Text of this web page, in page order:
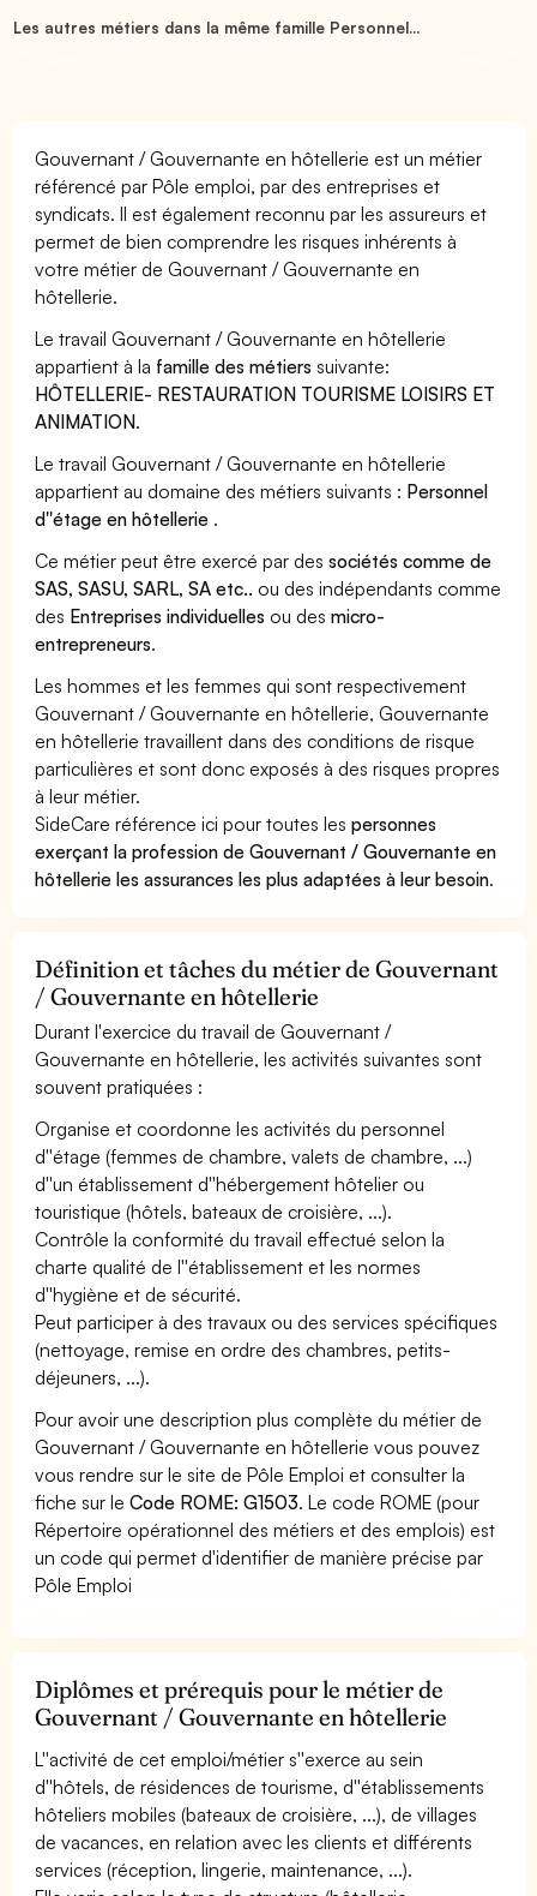
Les autres métiers dans la même famille Personnel...
Gouvernant / Gouvernante en hôtellerie est un métier
référencé par Pôle emploi, par des entreprises et
syndicats. Il est également reconnu par les assureurs et
permet de bien comprendre les risques inhérents à
votre métier de Gouvernant / Gouvernante en
hôtellerie.
Le travail Gouvernant / Gouvernante en hôtellerie
appartient à la famille des métiers suivante:
HÔTELLERIE- RESTAURATION TOURISME LOISIRS ET
ANIMATION.
Le travail Gouvernant / Gouvernante en hôtellerie
appartient au domaine des métiers suivants : Personnel
d''étage en hôtellerie .
Ce métier peut être exercé par dessociétés comme de
SAS, SASU, SARL, SA etc.. ou des indépendants comme
des Entreprises individuelles ou desmicro-
entrepreneurs.
Les hommes et les femmes qui sont respectivement
Gouvernant / Gouvernante en hôtellerie, Gouvernante
en hôtellerie travaillent dans des conditions de risque
particulières et sont donc exposés à des risques propres
à leur métier.
SideCare référence ici pour toutes lespersonnes
exerçant la profession de Gouvernant / Gouvernante en
hôtellerie les assurances les plus adaptées à leur besoin.
Définition et tâches du métier de Gouvernant
/ Gouvernante en hôtellerie
Durant l'exercice du travail de Gouvernant /
Gouvernante en hôtellerie, les activités suivantes sont
souvent pratiquées :
Organise et coordonne les activités du personnel
d''étage (femmes de chambre, valets de chambre, ...)
d''un établissement d''hébergement hôtelier ou
touristique (hôtels, bateaux de croisière, ...).
Contrôle la conformité du travail effectué selon la
charte qualité de l''établissement et les normes
d''hygiène et de sécurité.
Peut participer à des travaux ou des services spécifiques
(nettoyage, remise en ordre des chambres, petits-
déjeuners, ...).
Pour avoir une description plus complète du métier de
Gouvernant / Gouvernante en hôtellerie vous pouvez
vous rendre sur le site de Pôle Emploi et consulter la
fiche sur leCode ROME: G1503. Le code ROME (pour
Répertoire opérationnel des métiers et des emplois) est
un code qui permet d'identifier de manière précise par
Pôle Emploi
Diplômes et prérequis pour le métier de
Gouvernant / Gouvernante en hôtellerie
L''activité de cet emploi/métier s''exerce au sein
d''hôtels, de résidences de tourisme, d''établissements
hôteliers mobiles (bateaux de croisière, ...), de villages
de vacances, en relation avec les clients et différents
services (réception, lingerie, maintenance, ...).